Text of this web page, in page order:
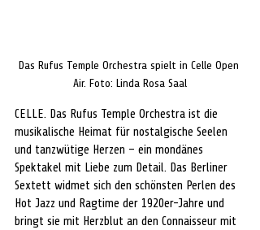
Das Rufus Temple Orchestra spielt in Celle Open
Air. Foto: Linda Rosa Saal
CELLE. Das Rufus Temple Orchestra ist die
musikalische Heimat für nostalgische Seelen
und tanzwütige Herzen – ein mondänes
Spektakel mit Liebe zum Detail. Das Berliner
Sextett widmet sich den schönsten Perlen des
Hot Jazz und Ragtime der 1920er-Jahre und
bringt sie mit Herzblut an den Connaisseur mit